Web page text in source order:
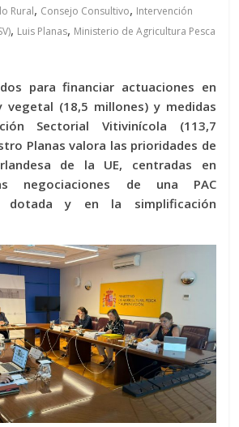
Rural, Consejo Consultivo, Intervención
, Luis Planas, Ministerio de Agricultura Pesca
para financiar actuaciones en
vegetal (18,5 millones) y medidas
Sectorial Vitivinícola (113,7
Planas valora las prioridades de
de la UE, centradas en
negociaciones de una PAC
dotada y en la simplificación